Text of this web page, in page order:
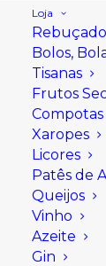
Loja
Bolos,
Tisanas
Frutos
Compotas
Xaropes
Licores
Patês de
Queijos
Vinho
Azeite
Gin